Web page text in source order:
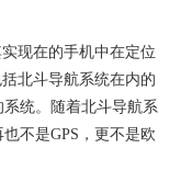
现在的手机中在定位
北斗导航系统在内的
统。随着北斗导航系
不是GPS，更不是欧